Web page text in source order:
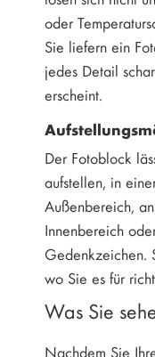
oder
Sie liefern ein
jedes Detail
erscheint.
Der Fotoblock
aufstellen, in
Außenbereich,
Innenbereich
Gedenkzeichen.
wo Sie es für
Was Sie
Nachdem Sie